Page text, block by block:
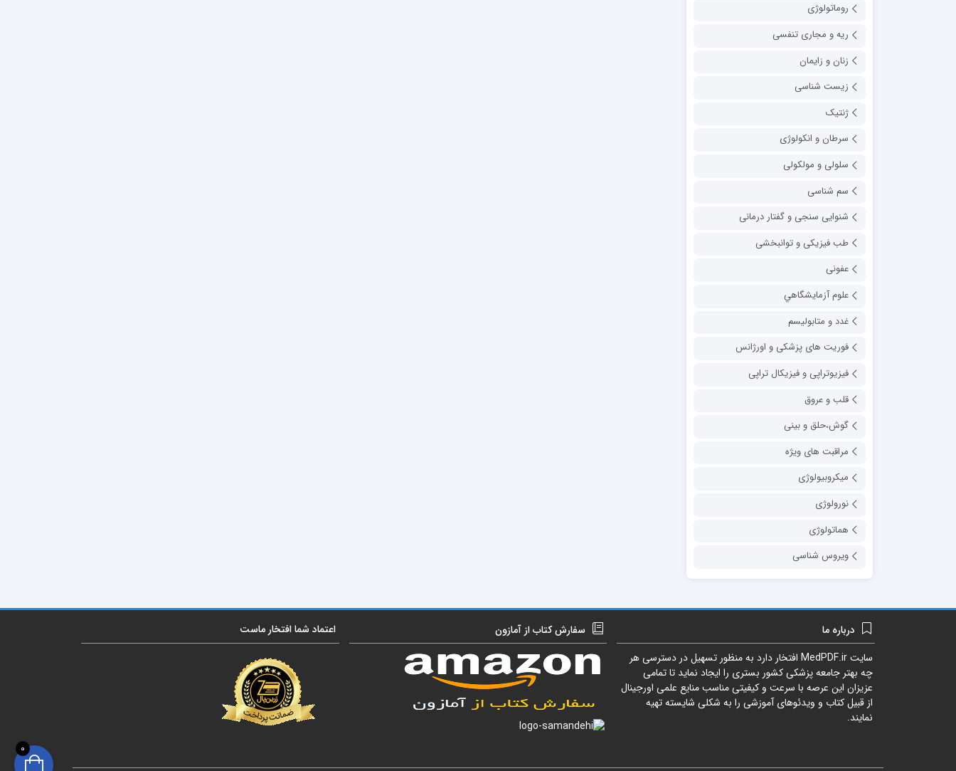
روماتولوژی
ریه و مجاری تنفسی
زنان و زایمان
زیست شناسی
ژنتیک
سرطان و انکولوژی
سلولی و مولکولی
سم شناسی
شنوایی سنجی و گفتار درمانی
طب فیزیکی و توانبخشی
عفونی
علوم آزمايشگاهي
غدد و متابولیسم
فوریت های پزشکی و اورژانس
فیزیوتراپی و فیزیکال تراپی
قلب و عروق
گوش،حلق و بینی
مراقبت های ویژه
میکروبیولوژی
نورولوژی
هماتولوژی
ویروس شناسی
درباره ما
سایتMedPDF.ir افتخار دارد به منظور تسهیل در دسترسی هر
چه بهتر جامعه پزشکی کشور بستری را ایجاد نماید تا تمامی
عزیزان این عرصه با سرعت و کیفیتی مناسب منایع علمی اورجینال
از قبیل کتاب و ویدئوهای آموزشی را به شکلی شایسته تهیه
نمایند.
سفارش کتاب از آمازون اعتماد شما افتخار ماست
0